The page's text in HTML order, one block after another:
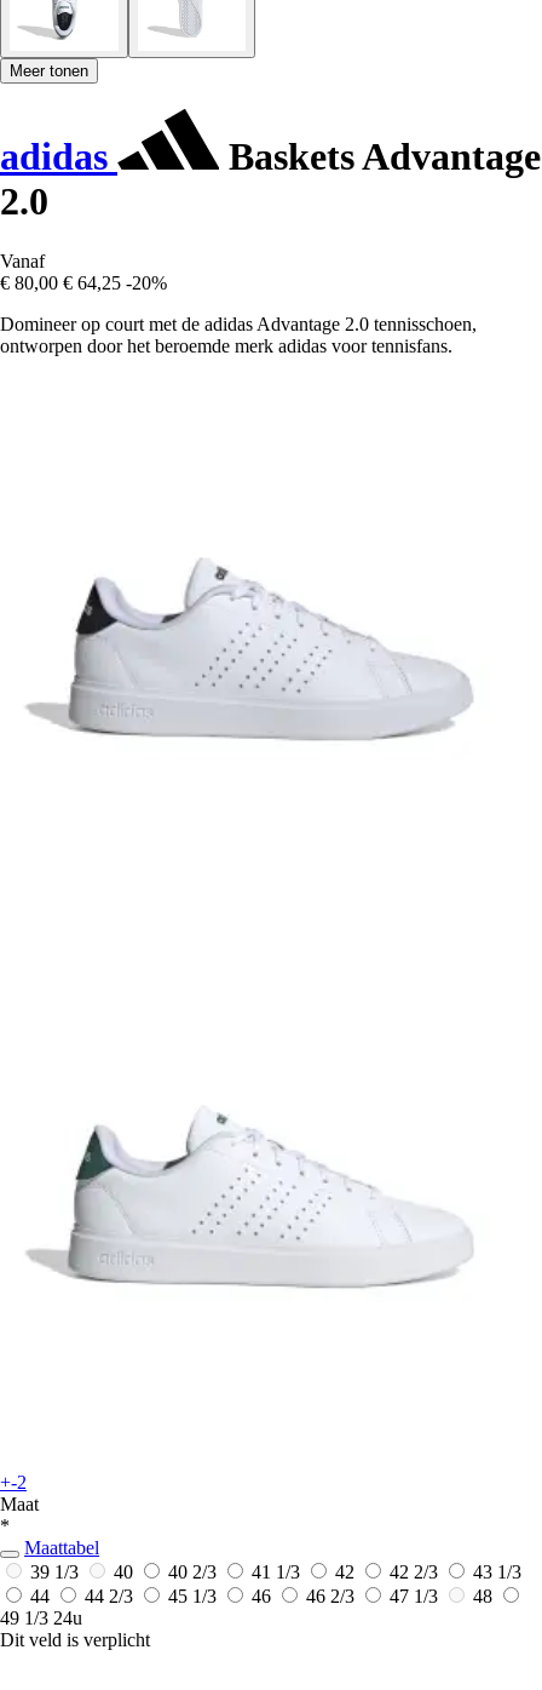
Meer tonen
adidas
Baskets Advantage
2.0
Vanaf
€ 80,00 € 64,25 -20%
Domineer op court met de adidas Advantage 2.0 tennisschoen,
ontworpen door het beroemde merk adidas voor tennisfans.
+-2
Maat
*
Maattabel
39 1/3
40 40 2/3 41 1/3 42 42 2/3
43 1/3
44
44 2/3 45 1/3 46 46 2/3 47 1/3
48
49 1/3 24u
Dit veld is verplicht